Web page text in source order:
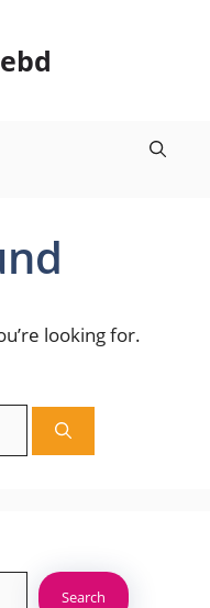
looking for.
Search